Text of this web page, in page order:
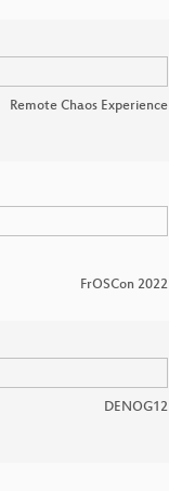
Remote Chaos Experience
FrOSCon 2022
DENOG12